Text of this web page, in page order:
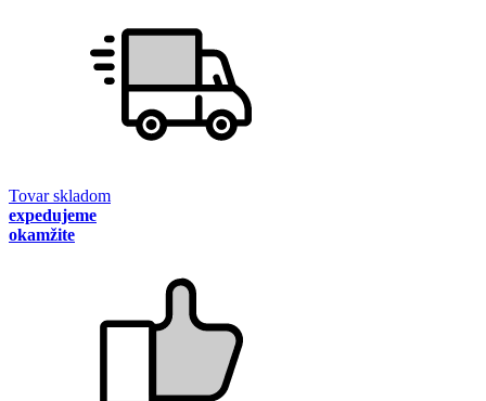
Tovar skladom
expedujeme
okamžite